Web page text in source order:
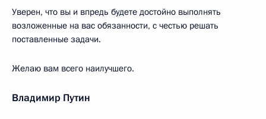
Уверен, что вы и впредь будете достойно выполнять
возложенные на вас обязанности, с честью решать
поставленные задачи.
Желаю вам всего наилучшего.
Владимир Путин